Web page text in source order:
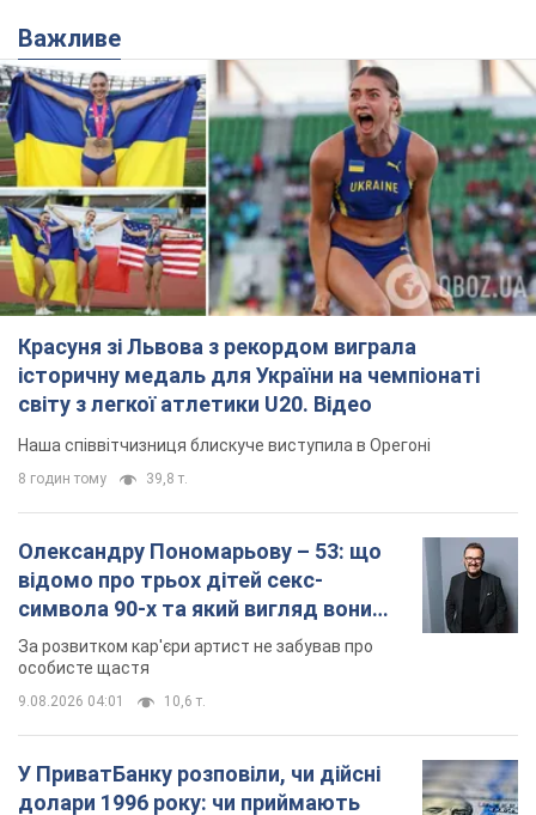
Важливе
Красуня зі Львова з рекордом виграла
історичну медаль для України на чемпіонаті
світу з легкої атлетики U20. Відео
Наша співвітчизниця блискуче виступила в Орегоні
8 годин тому 39,8 т.
Олександру Пономарьову – 53: що
відомо про трьох дітей секс-
символа 90-х та який вигляд вони
мають
За розвитком кар'єри артист не забував про
особисте щастя
9.08.2026 04:01 10,6 т.
У ПриватБанку розповіли, чи дійсні
долари 1996 року: чи приймають